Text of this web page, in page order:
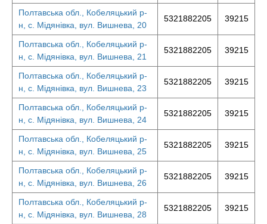
Полтавська обл., Кобеляцький р-
н, с. Мідянівка, вул. Вишнева, 20
5321882205 39215
Полтавська обл., Кобеляцький р-
н, с. Мідянівка, вул. Вишнева, 21
5321882205 39215
Полтавська обл., Кобеляцький р-
н, с. Мідянівка, вул. Вишнева, 23
5321882205 39215
Полтавська обл., Кобеляцький р-
н, с. Мідянівка, вул. Вишнева, 24
5321882205 39215
Полтавська обл., Кобеляцький р-
н, с. Мідянівка, вул. Вишнева, 25
5321882205 39215
Полтавська обл., Кобеляцький р-
н, с. Мідянівка, вул. Вишнева, 26
5321882205 39215
Полтавська обл., Кобеляцький р-
н, с. Мідянівка, вул. Вишнева, 28
5321882205 39215